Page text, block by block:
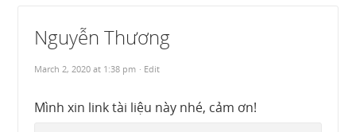
Nguyễn Thương
March 2, 2020 at 1:38 pm · Edit
Mình xin link tài liệu này nhé, cảm ơn!